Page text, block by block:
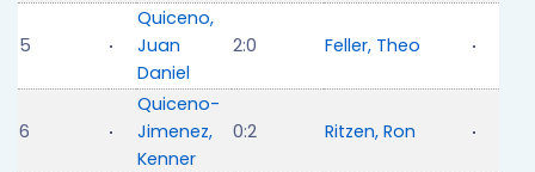
5
Quiceno,
Juan
Daniel
2:0 Feller, Theo
6
Quiceno-
Jimenez,
Kenner
0:2 Ritzen, Ron